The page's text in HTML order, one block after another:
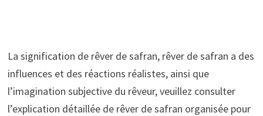
La signification de rêver de safran, rêver de safran a des
influences et des réactions réalistes, ainsi que
l’imagination subjective du rêveur, veuillez consulter
l’explication détaillée de rêver de safran organisée pour